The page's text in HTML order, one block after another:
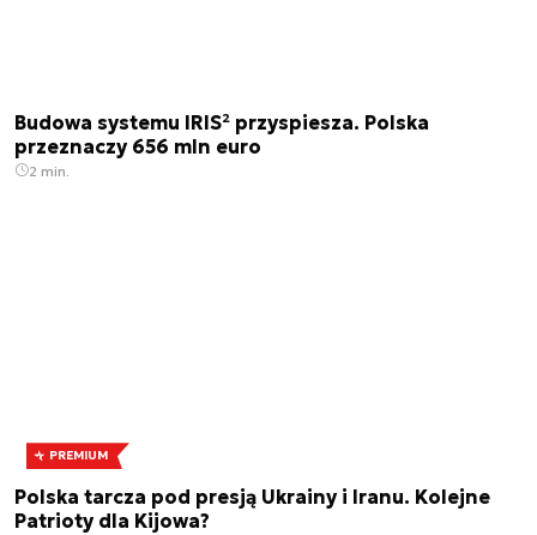
Budowa systemu IRIS² przyspiesza. Polska
przeznaczy 656 mln euro
2 min.
PREMIUM
Polska tarcza pod presją Ukrainy i Iranu. Kolejne
Patrioty dla Kijowa?